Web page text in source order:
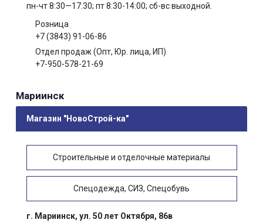
пн-чт 8:30—17:30; пт 8:30-14:00; сб-вс выходной.
Розница
+7 (3843) 91-06-86
Отдел продаж (Опт, Юр. лица, ИП)
+7-950-578-21-69
Мариинск
Магазин "НовоСтрой-ка"
Строительные и отделочные материалы
Спецодежда, СИЗ, Спецобувь
г. Мариинск, ул. 50 лет Октября, 86в